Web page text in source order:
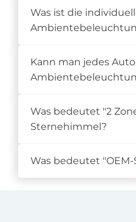
Was ist die
Kann man jedes
Was bedeutet "2
Sternehimmel?
Was bedeutet